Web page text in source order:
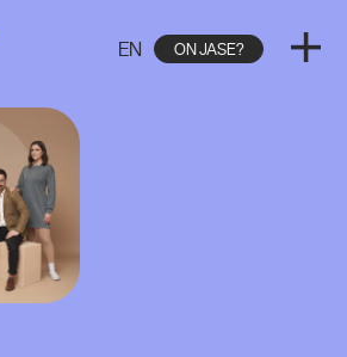
EN ON JASE?